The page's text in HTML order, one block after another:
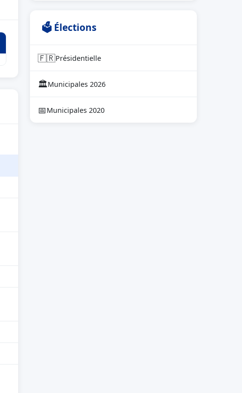
🗳 Élections
🇫🇷Présidentielle
🏛Municipales 2026
📅Municipales 2020